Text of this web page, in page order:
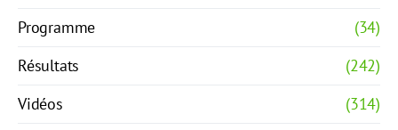
Programme
(34)
Résultats
(242)
Vidéos
(314)